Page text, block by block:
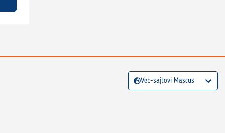
Veb-sajtovi Mascus